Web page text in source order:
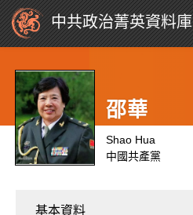
中共政治菁英資料庫
邵華
Shao Hua
中國共產黨
基本資料